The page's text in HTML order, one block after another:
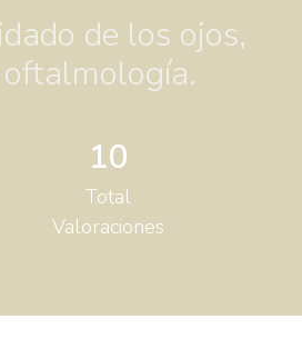
de los ojos,
10
Total
Valoraciones